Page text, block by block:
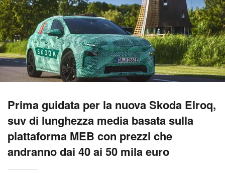
Prima guidata per la nuova Skoda Elroq,
suv di lunghezza media basata sulla
piattaforma MEB con prezzi che
andranno dai 40 ai 50 mila euro